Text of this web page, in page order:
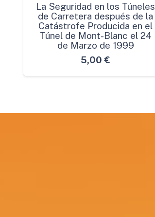
La Seguridad en los Túneles
de Carretera después de la
Catástrofe Producida en el
Túnel de Mont-Blanc el 24
de Marzo de 1999
5,00 €